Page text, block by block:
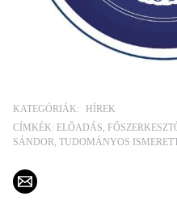
KATEGÓRIÁK:
HÍREK
CÍMKÉK: ELŐADÁS
SÁNDOR TUDOMÁNYOS